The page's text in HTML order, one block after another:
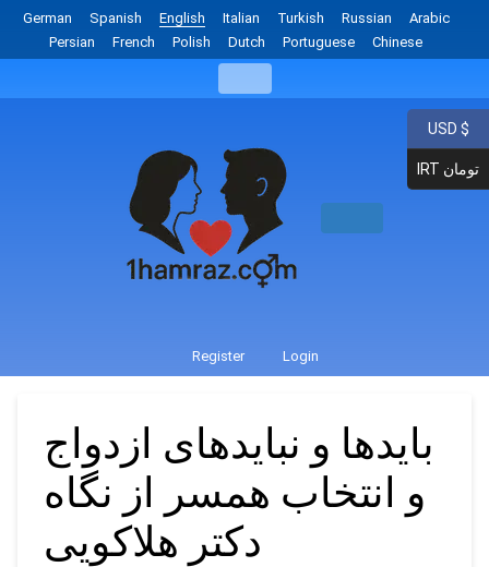
German Spanish English Italian Turkish Russian
Arabic
Persian
French Polish Dutch Portuguese Chinese
Register Login
بایدها و نباید‌های ازدواج
و انتخاب همسر از نگاه
دکتر هلاکویی
USD $
IRT تومان